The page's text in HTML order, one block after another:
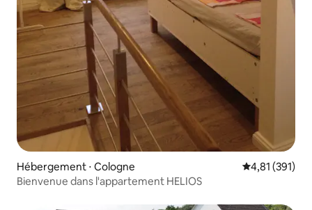
Hébergement ⋅ Cologne Évaluation
4,81 (391)
Bienvenue dans l'appartement HELIOS